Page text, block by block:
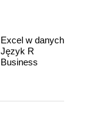
Excel w danych
Język R
Business